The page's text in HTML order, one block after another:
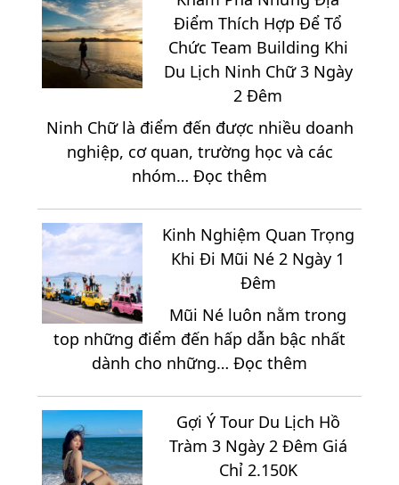
Khám
Phá
Ninh
Chữ
Ngày
1
Từ
A
Đến
Điểm Thích Hợp Để Tổ
Chức Team Building Khi
Du Lịch Ninh Chữ 3 Ngày
2 Đêm
Ninh Chữ là điểm đến được nhiều doanh
nghiệp, cơ quan, trường học và các
nhóm… Đọc thêm
Những
Địa
Điểm
Thích
Hợp
Để
Tổ
Chức
Team
Building
Kinh Nghiệm Quan Trọng
Khi Đi Mũi Né 2 Ngày 1
Đêm
Mũi Né luôn nằm trong
top những điểm đến hấp dẫn bậc nhất
dành cho những… Đọc thêm
Nghiệm
Quan
Trọng
Gợi Ý Tour Du Lịch Hồ
Tràm 3 Ngày 2 Đêm Giá
Chỉ 2.150K